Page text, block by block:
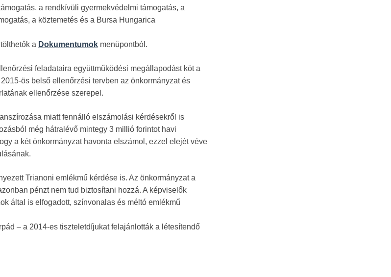
a rendkívüli gyermekvédelmi támogatás, a
a köztemetés és a Bursa Hungarica
a Dokumentumok menüpontból.
feladataira együttműködési megállapodást köt a
ös belső ellenőrzési tervben az önkormányzat és
ellenőrzése szerepel.
miatt fennálló elszámolási kérdésekről is
még hátralévő mintegy 3 millió forintot havi
a két önkormányzat havonta elszámol, ezzel elejét véve
Trianoni emlékmű kérdése is. Az önkormányzat a
pénzt nem tud biztosítani hozzá. A képviselők
által is elfogadott, színvonalas és méltó emlékmű
– a 2014-es tiszteletdíjukat felajánlották a létesítendő